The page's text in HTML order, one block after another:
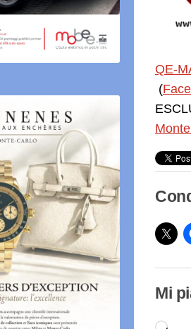
QE-
(
Mi